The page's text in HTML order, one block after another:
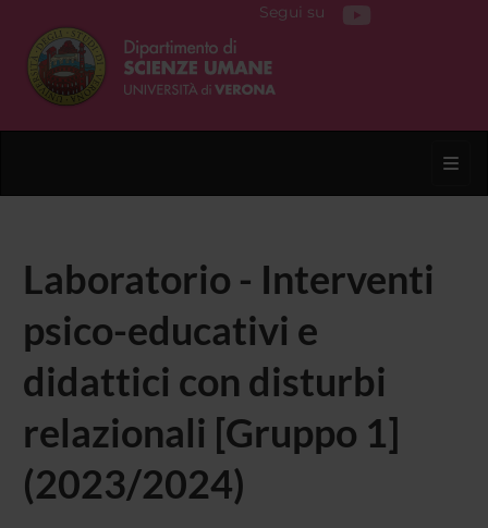
Segui su
Laboratorio - Interventi
psico-educativi e
didattici con disturbi
relazionali [Gruppo 1]
(2023/2024)